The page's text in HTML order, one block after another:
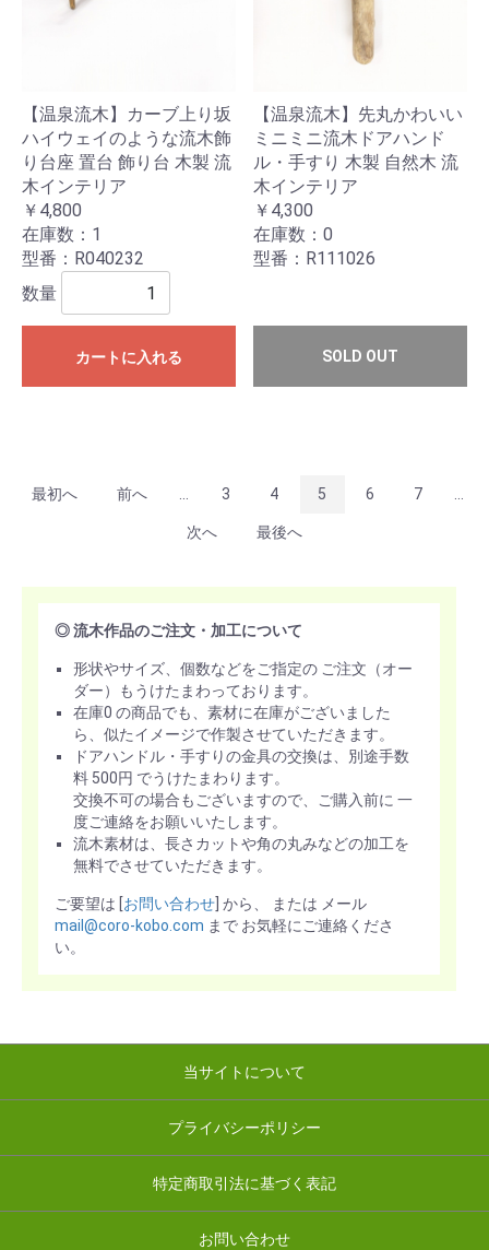
【温泉流木】カーブ上り坂
ハイウェイのような流木飾
り台座 置台 飾り台 木製 流
木インテリア
￥4,800
在庫数：1
型番：R040232
数量
カートに入れる
【温泉流木】先丸かわいい
ミニミニ流木ドアハンド
ル・手すり 木製 自然木 流
木インテリア
￥4,300
在庫数：0
型番：R111026
SOLD OUT
最初へ 前へ ... 3 4 5 6 7 ...
次へ 最後へ
◎ 流木作品のご注文・加工について
形状やサイズ、個数などをご指定の ご注文（オー
ダー）もうけたまわっております。
在庫0 の商品でも、素材に在庫がございました
ら、似たイメージで作製させていただきます。
ドアハンドル・手すりの金具の交換は、別途手数
料 500円 でうけたまわります。
交換不可の場合もございますので、ご購入前に 一
度ご連絡をお願いいたします。
流木素材は、長さカットや角の丸みなどの加工を
無料でさせていただきます。
ご要望は [ お問い合わせ ] から、 または メール
mail@coro-kobo.com まで お気軽にご連絡くださ
い。
当サイトについて
プライバシーポリシー
特定商取引法に基づく表記
お問い合わせ